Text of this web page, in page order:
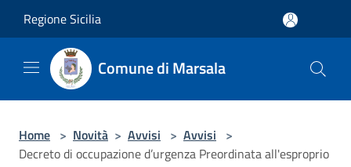
Regione Sicilia
Comune di Marsala
Home > Novità > Avvisi > Avvisi >
Decreto di occupazione d’urgenza Preordinata all'esproprio